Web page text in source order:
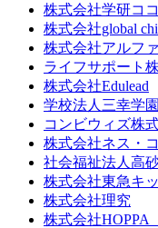
株式会社学研コ
株式会社global
株式会社アルフ
ライフサポート
株式会社Edulead
学校法人三幸学園
コンビウィズ株
株式会社ネス・
社会福祉法人高
株式会社東急キ
株式会社理究
株式会社HOPPA